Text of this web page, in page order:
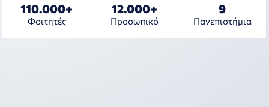
110.000+
Φοιτητές
12.000+
Προσωπικό
9
Πανεπιστήμια